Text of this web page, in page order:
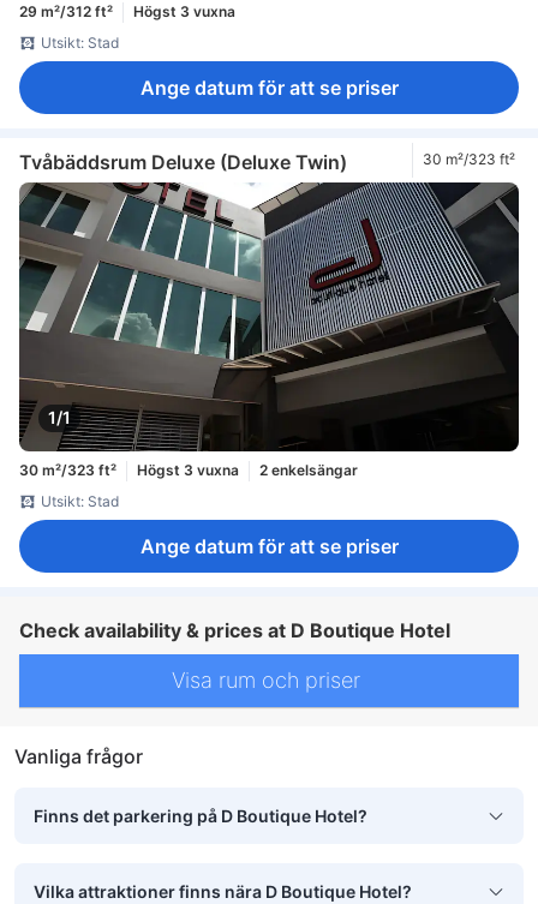
29 m²/312 ft²
Högst 3 vuxna
Utsikt: Stad
Ange datum för att se priser
Tvåbäddsrum Deluxe (Deluxe Twin) 30 m²/323 ft²
1/1
30 m²/323 ft² Högst 3 vuxna
2 enkelsängar
Utsikt: Stad
Ange datum för att se priser
Check availability & prices at D Boutique Hotel
Visa rum och priser
Vanliga frågor
Finns det parkering på D Boutique Hotel?
Vilka attraktioner finns nära D Boutique Hotel?